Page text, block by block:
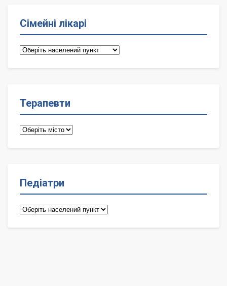
Сімейні лікарі
Сімейні
Терапевти
Терапевти
Педіатри
Педіатри